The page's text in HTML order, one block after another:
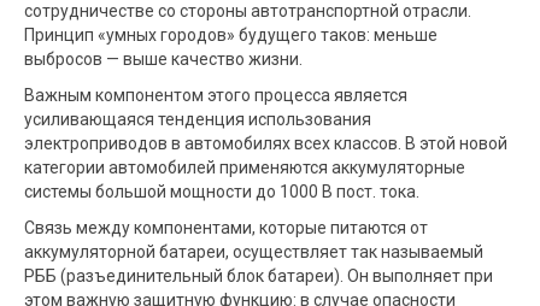
сотрудничестве со стороны автотранспортной отрасли.
Принцип «умных городов» будущего таков: меньше
выбросов — выше качество жизни.
Важным компонентом этого процесса является
усиливающаяся тенденция использования
электроприводов в автомобилях всех классов. В этой новой
категории автомобилей применяются аккумуляторные
системы большой мощности до 1000 В пост. тока.
Связь между компонентами, которые питаются от
аккумуляторной батареи, осуществляет так называемый
РББ (разъединительный блок батареи). Он выполняет при
этом важную защитную функцию: в случае опасности